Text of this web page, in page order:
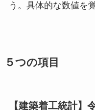
う。具体的な数値を
５つの項目
【建築着工統計】